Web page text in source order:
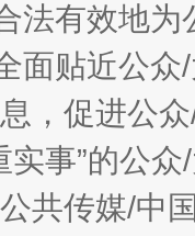
法有效地
面贴近公
，促进公
实事”的公
共传媒/中